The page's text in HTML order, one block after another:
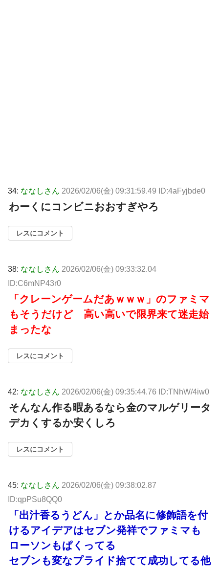
34: ななしさん 2026/02/06(金) 09:31:59.49 ID:4aFyjbde0
わーくにコンビニおおすぎやろ
レスにコメント
38: ななしさん 2026/02/06(金) 09:33:32.04
ID:C6mNP43r0
「クレーンゲームだあｗｗｗ」のファミマ
もそうだけど 高い高いで限界来て迷走始
まったな
レスにコメント
42: ななしさん 2026/02/06(金) 09:35:44.76 ID:TNhW/4iw0
そんなん作る暇あるなら金のマルゲリータ
デカくするか安くしろ
レスにコメント
45: ななしさん 2026/02/06(金) 09:38:02.87
ID:qpPSu8QQ0
「出汁香るうどん」とか品名に修飾語を付
けるアイデアはセブン発祥でファミマも
ローソンもぱくってる
セブンも変なプライド捨てて成功してる他